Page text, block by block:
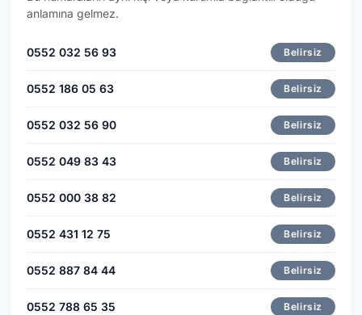
anlamına gelmez.
0552 032 56 93 Belirsiz
0552 186 05 63 Belirsiz
0552 032 56 90 Belirsiz
0552 049 83 43 Belirsiz
0552 000 38 82 Belirsiz
0552 431 12 75 Belirsiz
0552 887 84 44 Belirsiz
0552 788 65 35 Belirsiz